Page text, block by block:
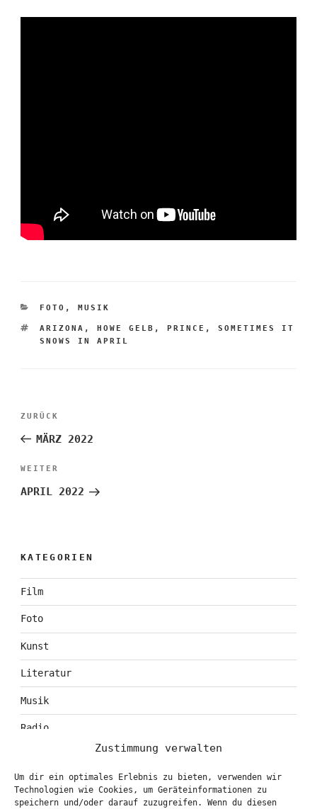
Zustimmung verwalten
Um dir ein optimales Erlebnis zu bieten, verwenden wir
Technologien wie Cookies, um Geräteinformationen zu
speichern und/oder darauf zuzugreifen. Wenn du diesen
KATEGORIEN
FOTO , MUSIK
SCHLAGWÖRTER
ARIZONA , HOWE GELB , PRINCE ,SOMETIMES IT
SNOWS IN APRIL
Beitragsnavigation
Vorheriger
Beitrag
ZURÜCK
MÄRZ 2022
Nächster
Beitrag
WEITER
APRIL 2022
KATEGORIEN
Film
Foto
Kunst
Literatur
Musik
Radio
Theater